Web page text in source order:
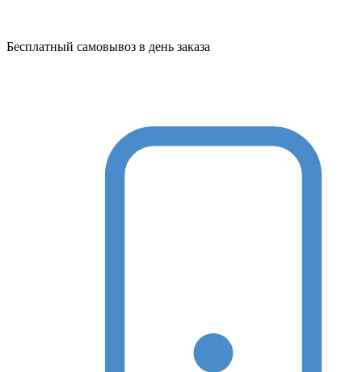
Бесплатный самовывоз в день заказа